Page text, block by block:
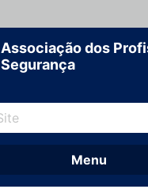
Associação dos
Segurança
Menu